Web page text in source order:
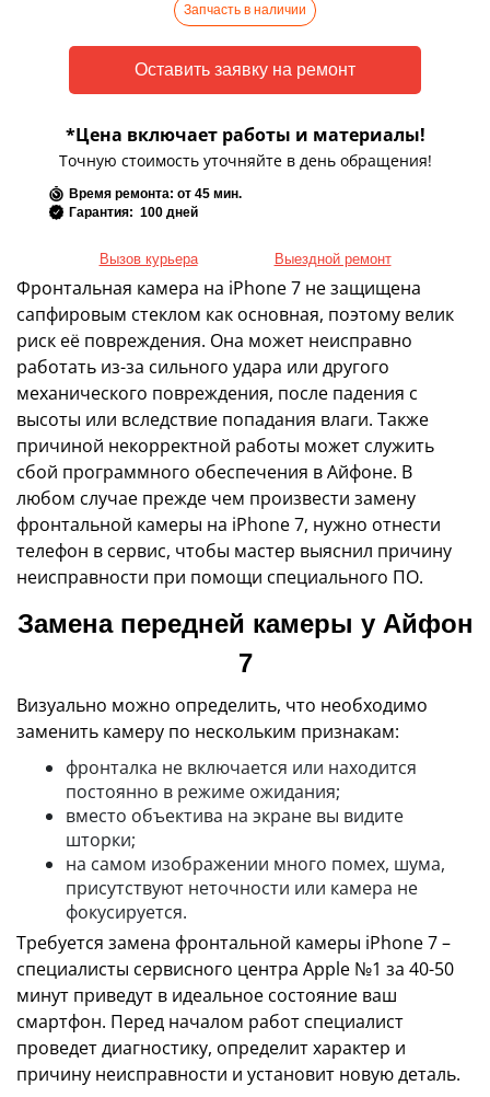
Запчасть в наличии
*Цена включает работы и материалы!
Точную стоимость уточняйте в день обращения!
Время ремонта: от 45 мин.
Гарантия: 100 дней
Вызов курьера Выездной ремонт
Фронтальная камера на iPhone 7 не защищена
сапфировым стеклом как основная, поэтому велик
риск её повреждения. Она может неисправно
работать из-за сильного удара или другого
механического повреждения, после падения с
высоты или вследствие попадания влаги. Также
причиной некорректной работы может служить
сбой программного обеспечения в Айфоне. В
любом случае прежде чем произвести замену
фронтальной камеры на iPhone 7, нужно отнести
телефон в сервис, чтобы мастер выяснил причину
неисправности при помощи специального ПО.
Замена передней камеры у Айфон
7
Визуально можно определить, что необходимо
заменить камеру по нескольким признакам:
фронталка не включается или находится
постоянно в режиме ожидания;
вместо объектива на экране вы видите
шторки;
на самом изображении много помех, шума,
присутствуют неточности или камера не
фокусируется.
Требуется замена фронтальной камеры iPhone 7 –
специалисты сервисного центра Apple №1 за 40-50
минут приведут в идеальное состояние ваш
смартфон. Перед началом работ специалист
проведет диагностику, определит характер и
причину неисправности и установит новую деталь.